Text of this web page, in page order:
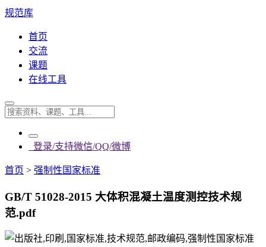
规范库
首页
交流
课题
在线工具
登录/支持微信/QQ/微博
首页 > 强制性国家标准
GB/T 51028-2015 大体积混凝土温度测控技术规
范.pdf